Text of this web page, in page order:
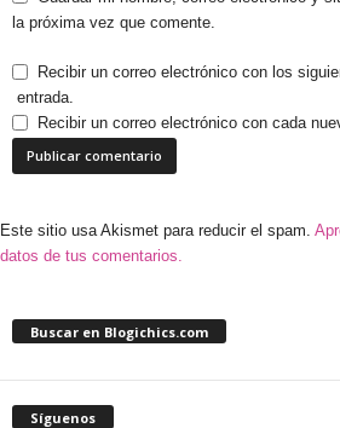
la próxima vez que comente.
Recibir un correo electrónico con los
entrada.
Recibir un correo electrónico con cada
Este sitio usa Akismet para reducir el spam.
datos de tus comentarios.
Buscar en Blogichics.com
Síguenos